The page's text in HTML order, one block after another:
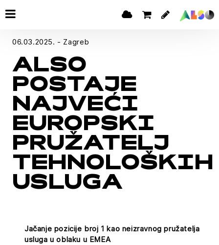
06.03.2025. - Zagreb
ALSO
POSTAJE
NAJVEĆI
EUROPSKI
PRUŽATELJ
TEHNOLOŠKIH
USLUGA
Jačanje pozicije broj 1 kao neizravnog pružatelja
usluga u oblaku u EMEA